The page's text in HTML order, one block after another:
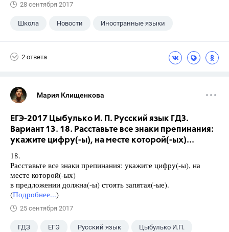
28 сентября 2017
Школа Новости Иностранные языки
2 ответа
Мария Клищенкова
ЕГЭ-2017 Цыбулько И. П. Русский язык ГДЗ.
Вариант 13. 18. Расставьте все знаки препинания:
укажите цифру(-ы), на месте которой(-ых)...
18.
Расставьте все знаки препинания: укажите цифру(-ы), на
месте которой(-ых)
в предложении должна(-ы) стоять запятая(-ые).
(Подробнее...)
25 сентября 2017
ГДЗ ЕГЭ Русский язык Цыбулько И.П.